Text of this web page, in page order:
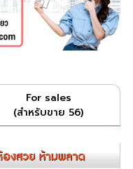
For sales
(สำหรับขาย 56)